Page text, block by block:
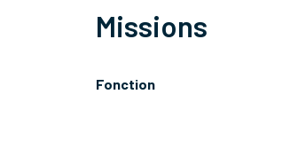
Missions
Fonction